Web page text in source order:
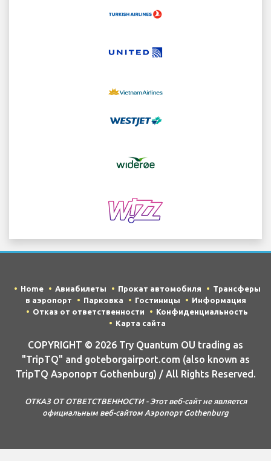
Home Авиабилеты Прокат автомобиля
Трансферы
в аэропорт
Парковка Гостиницы
Информация
Отказ от ответственности
Конфиденциальность
Карта сайта
COPYRIGHT © 2026 Try Quantum OU trading as
"TripTQ" and goteborgairport.com (also known as
TripTQ Аэропорт Gothenburg) / All Rights Reserved.
ОТКАЗ ОТ ОТВЕТСТВЕННОСТИ - Этот веб-сайт не является
официальным веб-сайтом Аэропорт Gothenburg